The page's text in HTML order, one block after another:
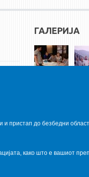
ГАЛЕРИЈА
и пристап до безбедни
како што е вашиот